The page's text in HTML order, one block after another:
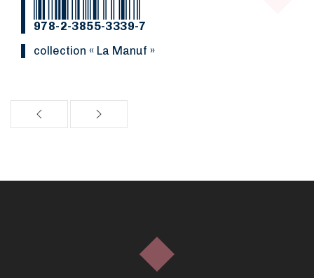
978-2-3855-3339-7
collection « La Manuf »